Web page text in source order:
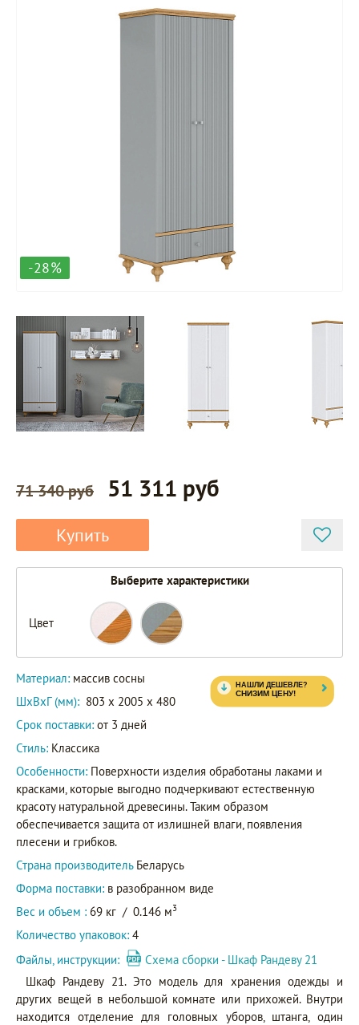
-28%
71 340 руб 51 311 руб
Купить
Выберите характеристики
Цвет
Материал: массив сосны
ШxВxГ (мм): 803 x 2005 x 480
Срок поставки: от 3 дней
Стиль: Классика
Особенности: Поверхности изделия обработаны лаками и
красками, которые выгодно подчеркивают естественную
красоту натуральной древесины. Таким образом
обеспечивается защита от излишней влаги, появления
плесени и грибков.
Страна производитель Беларусь
Форма поставки: в разобранном виде
Вес и объем : 69 кг / 0.146 м3
Количество упаковок: 4
Файлы, инструкции:
Схема сборки - Шкаф Рандеву 21
Шкаф Рандеву 21. Это модель для хранения одежды и
других вещей в небольшой комнате или прихожей. Внутри
находится отделение для головных уборов, штанга, один